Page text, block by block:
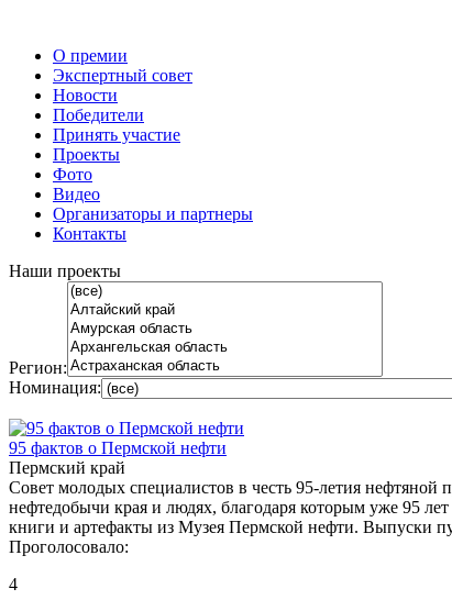
О премии
Экспертный совет
Новости
Победители
Принять участие
Проекты
Фото
Видео
Организаторы и партнеры
Контакты
Наши проекты
Регион:
Номинация:
95 фактов о Пермской нефти
Пермский край
Совет молодых специалистов в честь 95-летия
нефтедобычи края и людях, благодаря которым уже 95
книги и артефакты из Музея Пермской нефти. Выпуски
Проголосовало:
4